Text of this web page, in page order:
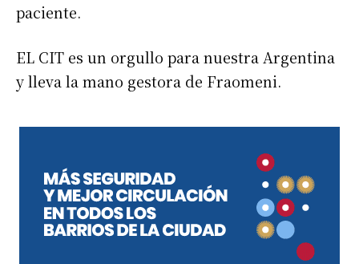
paciente.
EL CIT es un orgullo para nuestra Argentina
y lleva la mano gestora de Fraomeni.